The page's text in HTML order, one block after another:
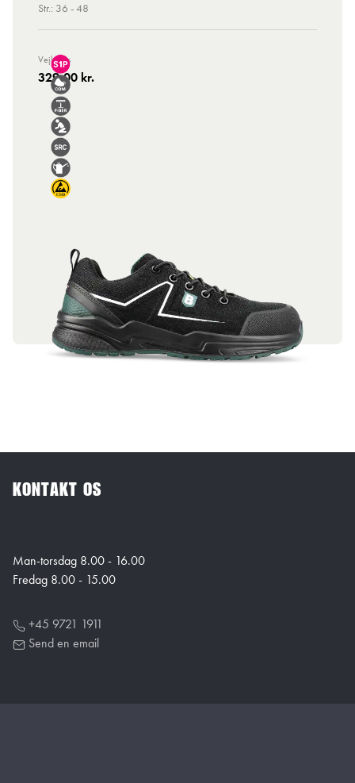
Str.: 36 - 48
Vejl. Pris
329,00 kr.
KONTAKT OS
Man-torsdag 8.00 - 16.00
Fredag 8.00 - 15.00
+45 9721 1911
Send en email